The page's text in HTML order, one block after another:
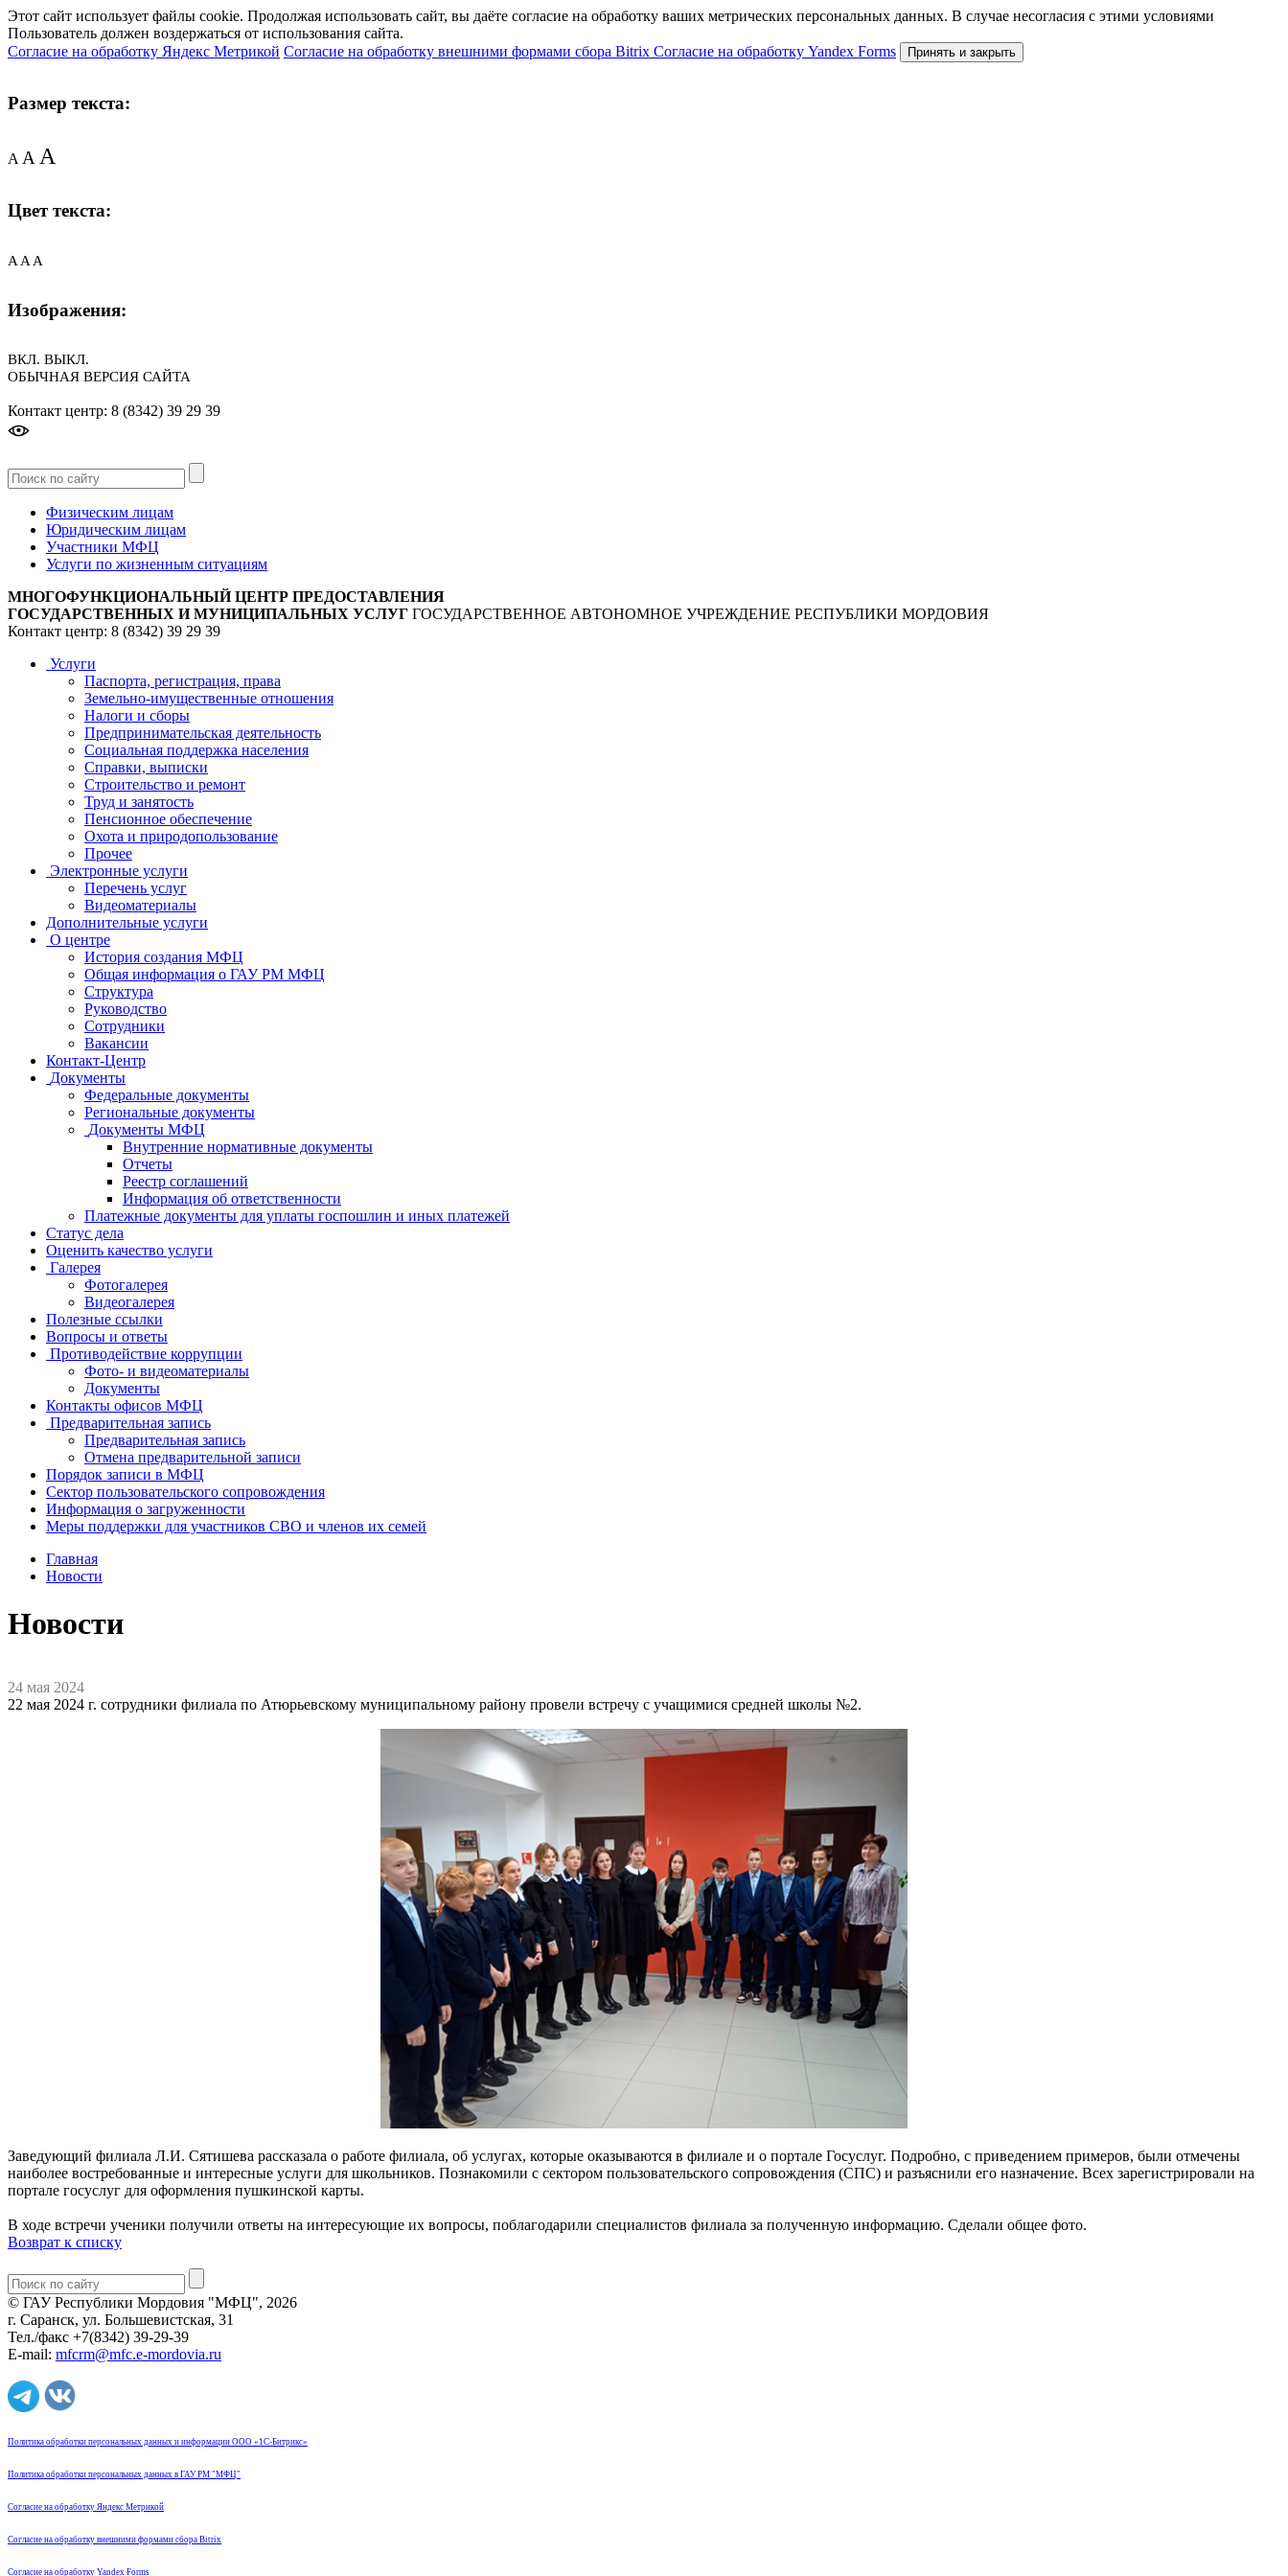
Этот сайт использует файлы cookie. Продолжая использовать сайт, вы даёте согласие на обработку ваших метрических персональных данных. В случае несогласия с этими условиями
Пользователь должен воздержаться от использования сайта.
Согласие на обработку Яндекс Метрикой Согласие на обработку внешними формами сбора Bitrix Согласие на обработку Yandex Forms Принять и закрыть
Размер текста:
AAA
Цвет текста:
A A A
Изображения:
ВКЛ. ВЫКЛ.
ОБЫЧНАЯ ВЕРСИЯ САЙТА
Контакт центр: 8 (8342) 39 29 39
Физическим лицам
Юридическим лицам
Участники МФЦ
Услуги по жизненным ситуациям
МНОГОФУНКЦИОНАЛЬНЫЙ ЦЕНТР ПРЕДОСТАВЛЕНИЯ
ГОСУДАРСТВЕННЫХ И МУНИЦИПАЛЬНЫХ УСЛУГ ГОСУДАРСТВЕННОЕ АВТОНОМНОЕ УЧРЕЖДЕНИЕ РЕСПУБЛИКИ МОРДОВИЯ
Контакт центр: 8 (8342) 39 29 39
Услуги
Паспорта, регистрация, права
Земельно-имущественные отношения
Налоги и сборы
Предпринимательская деятельность
Социальная поддержка населения
Справки, выписки
Строительство и ремонт
Труд и занятость
Пенсионное обеспечение
Охота и природопользование
Прочее
Электронные услуги
Перечень услуг
Видеоматериалы
Дополнительные услуги
О центре
История создания МФЦ
Общая информация о ГАУ РМ МФЦ
Структура
Руководство
Сотрудники
Вакансии
Контакт-Центр
Документы
Федеральные документы
Региональные документы
Документы МФЦ
Внутренние нормативные документы
Отчеты
Реестр соглашений
Информация об ответственности
Платежные документы для уплаты госпошлин и иных платежей
Статус дела
Оценить качество услуги
Галерея
Фотогалерея
Видеогалерея
Полезные ссылки
Вопросы и ответы
Противодействие коррупции
Фото- и видеоматериалы
Документы
Контакты офисов МФЦ
Предварительная запись
Предварительная запись
Отмена предварительной записи
Порядок записи в МФЦ
Сектор пользовательского сопровождения
Информация о загруженности
Меры поддержки для участников СВО и членов их семей
Главная
Новости
Новости
24 мая 2024
22 мая 2024 г. сотрудники филиала по Атюрьевскому муниципальному району провели встречу с учащимися средней школы №2.
Заведующий филиала Л.И. Сятишева рассказала о работе филиала, об услугах, которые оказываются в филиале и о портале Госуслуг. Подробно, с приведением примеров, были отмечены
наиболее востребованные и интересные услуги для школьников. Познакомили с сектором пользовательского сопровождения (СПС) и разъяснили его назначение. Всех зарегистрировали на
портале госуслуг для оформления пушкинской карты.
В ходе встречи ученики получили ответы на интересующие их вопросы, поблагодарили специалистов филиала за полученную информацию. Сделали общее фото.
Возврат к списку
© ГАУ Республики Мордовия "МФЦ", 2026
г. Саранск, ул. Большевистская, 31
Тел./факс +7(8342) 39-29-39
E-mail: mfcrm@mfc.e-mordovia.ru
Политика обработки персональных данных и информации ООО «1С-Битрикс»
Политика обработки персональных данных в ГАУ РМ "МФЦ"
Согласие на обработку Яндекс Метрикой
Согласие на обработку внешними формами сбора Bitrix
Согласие на обработку Yandex Forms